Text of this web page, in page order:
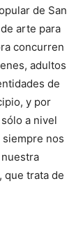
de San
arte para
concurren
adultos
de
y por
a nivel
nos
que trata de